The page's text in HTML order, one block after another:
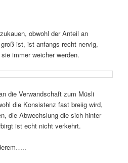
obwohl der Anteil an
ist, ist anfangs recht nervig,
immer weicher werden.
die Verwandschaft zum Müsli
die Konsistenz fast breiig wird,
die Abwechslung die sich hinter
ist echt nicht verkehrt.